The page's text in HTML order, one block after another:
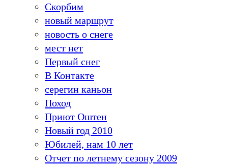
Скорбим
новый маршрут
новость о снеге
мест нет
Первый снег
В Контакте
серегин каньон
Поход
Приют Оштен
Новый год 2010
Юбилей, нам 10 лет
Отчет по летнему сезону 2009